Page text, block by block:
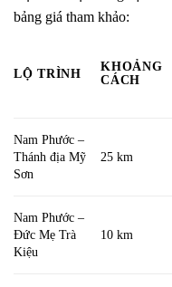
bảng giá tham khảo:
LỘ TRÌNH
KHOẢNG
CÁCH
Nam Phước –
Thánh địa Mỹ
Sơn
25 km
Nam Phước –
Đức Mẹ Trà
Kiệu
10 km